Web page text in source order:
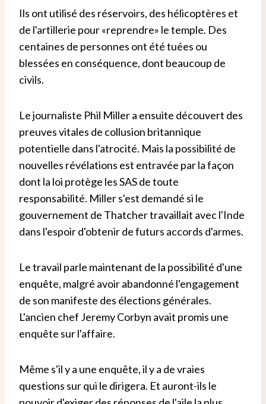
Ils ont utilisé des réservoirs, des hélicoptères et
de l'artillerie pour «reprendre» le temple. Des
centaines de personnes ont été tuées ou
blessées en conséquence, dont beaucoup de
civils.
Le journaliste Phil Miller a ensuite découvert des
preuves vitales de collusion britannique
potentielle dans l'atrocité. Mais la possibilité de
nouvelles révélations est entravée par la façon
dont la loi protège les SAS de toute
responsabilité. Miller s'est demandé si le
gouvernement de Thatcher travaillait avec l'Inde
dans l'espoir d'obtenir de futurs accords d'armes.
Le travail parle maintenant de la possibilité d'une
enquête, malgré avoir abandonné l'engagement
de son manifeste des élections générales.
L'ancien chef Jeremy Corbyn avait promis une
enquête sur l'affaire.
Même s'il y a une enquête, il y a de vraies
questions sur qui le dirigera. Et auront-ils le